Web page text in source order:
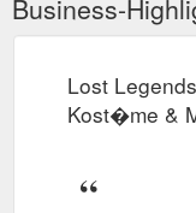
Business-
Lost
Kost�me &